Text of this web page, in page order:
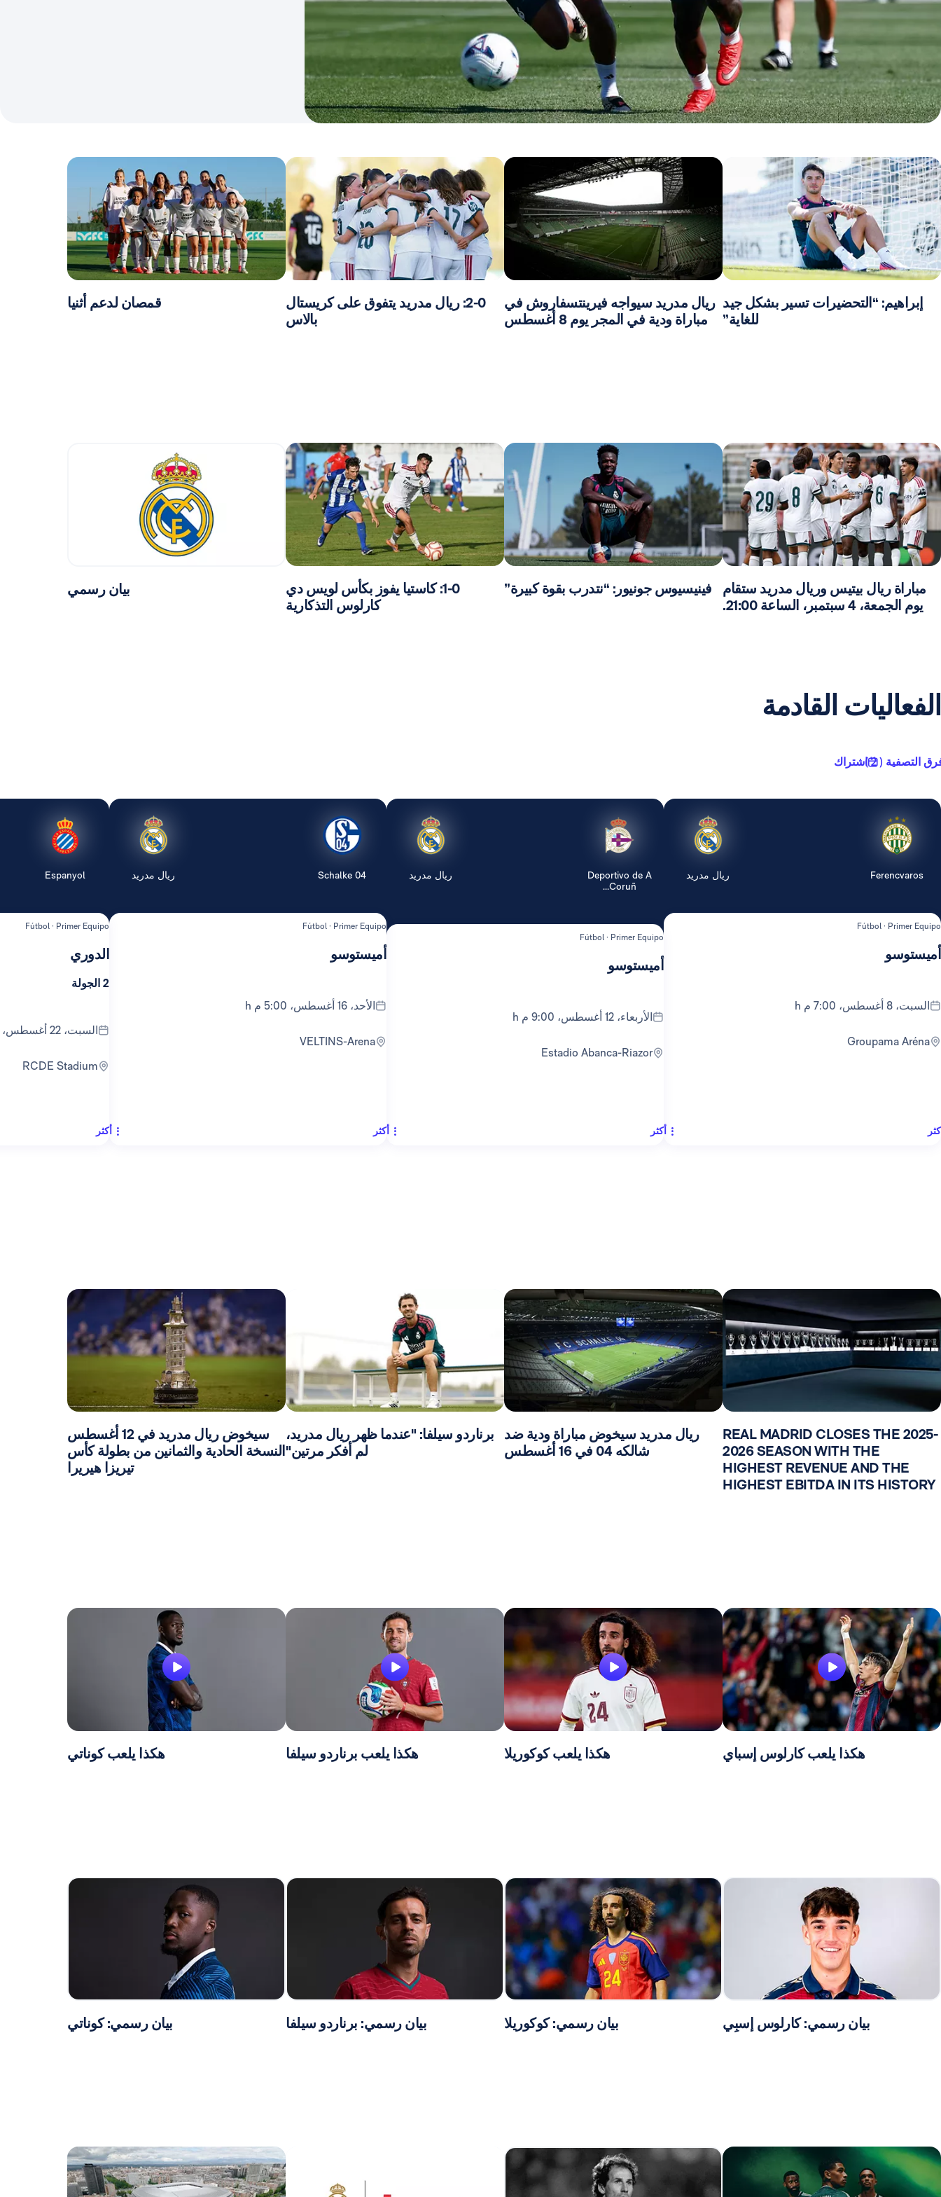
إبراهيم: “التحضيرات تسير بشكل جيد
للغاية”
ريال مدريد سيواجه فيرينتسفاروش في
مباراة ودية في المجر يوم 8 أغسطس
2-0: ريال مدريد يتفوق على كريستال
بالاس
قمصان لدعم أثنيا
مباراة ريال بيتيس وريال مدريد ستقام
يوم الجمعة، 4 سبتمبر، الساعة 21:00.
فينيسيوس جونيور: “نتدرب بقوة كبيرة”
1-0: كاستيا يفوز بكأس لويس دي
كارلوس التذكارية
بيان رسمي
الفعاليات القادمة
التصفية ( 2 ) اشتراك
Ferencvaros ريال مدريد
Fútbol · Primer Equipo
أميستوسو
السبت، 8 أغسطس، 7:00 م h
Groupama Aréna
Deportivo de A
Coruñ...
ريال مدريد
Fútbol · Primer Equipo
أميستوسو
الأربعاء، 12 أغسطس، 9:00 م h
Estadio Abanca-Riazor
أكثر
Schalke 04 ريال مدريد
Fútbol · Primer Equipo
أميستوسو
الأحد، 16 أغسطس، 5:00 م h
VELTINS-Arena
أكثر
Espanyol
Fútbol · Primer Equipo
الدوري
2 الجولة
السبت، 22 أغسطس، 9:30 م h
RCDE Stadium
أكثر
REAL MADRID CLOSES THE 2025-
2026 SEASON WITH THE
HIGHEST REVENUE AND THE
HIGHEST EBITDA IN ITS HISTORY
ريال مدريد سيخوض مباراة ودية ضد
شالكه 04 في 16 أغسطس
برناردو سيلفا: "عندما ظهر ريال مدريد،
لم أفكر مرتين"
سيخوض ريال مدريد في 12 أغسطس
النسخة الحادية والثمانين من بطولة كأس
تيريزا هيريرا
هكذا يلعب كارلوس إسباي هكذا يلعب كوكوريلا هكذا يلعب برناردو سيلفا هكذا يلعب كوناتي
بيان رسمي: كارلوس إسبِي بيان رسمي: كوكوريلا بيان رسمي: برناردو سيلفا بيان رسمي: كوناتي